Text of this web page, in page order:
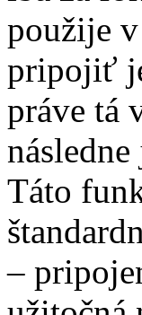
použije
pripojiť
práve tá
Táto
–